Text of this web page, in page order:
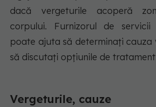
dacă vergeturile acoperă
corpului. Furnizorul de servicii
poate ajuta să determinați cauza
să discutați opțiunile de
Vergeturile, cauze